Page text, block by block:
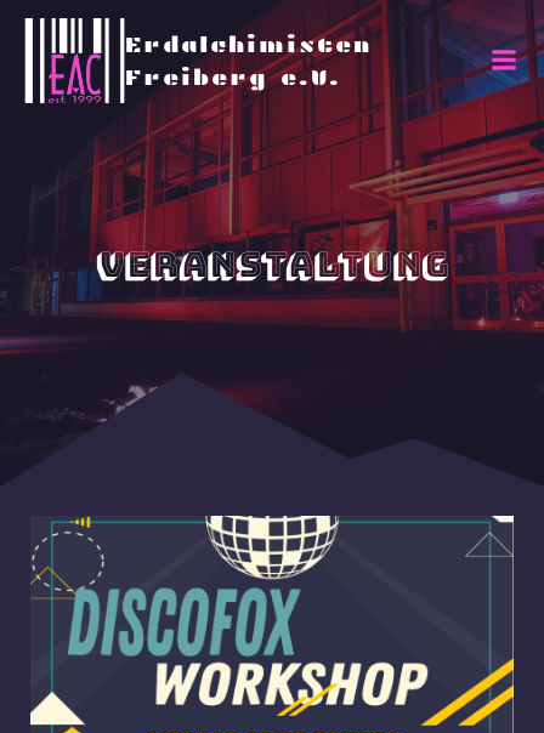
Erdalchimisten
Freiberg e.V.
Veranstaltung